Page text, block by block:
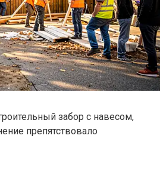
забор с навесом,
препятствовало